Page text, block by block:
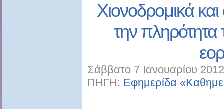
Χιονοδρομικά
την πληρότητα
Σάββατο 7 Ιανουαρίου
ΠΗΓΗ: Εφημερίδα